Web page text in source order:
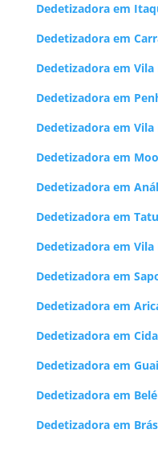
Dedetizadora em
Dedetizadora em
Dedetizadora em
Dedetizadora em
Dedetizadora em
Dedetizadora em
Dedetizadora em
Dedetizadora em
Dedetizadora em Vila
Dedetizadora em
Dedetizadora em
Dedetizadora em
Dedetizadora em
Dedetizadora em
Dedetizadora em Brás